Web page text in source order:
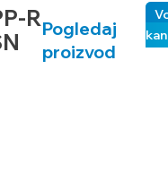
RPogledaj
proizvod